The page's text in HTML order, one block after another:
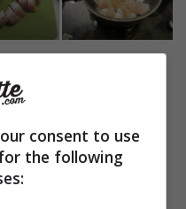
al pesce, mescolate
consent to use
the following